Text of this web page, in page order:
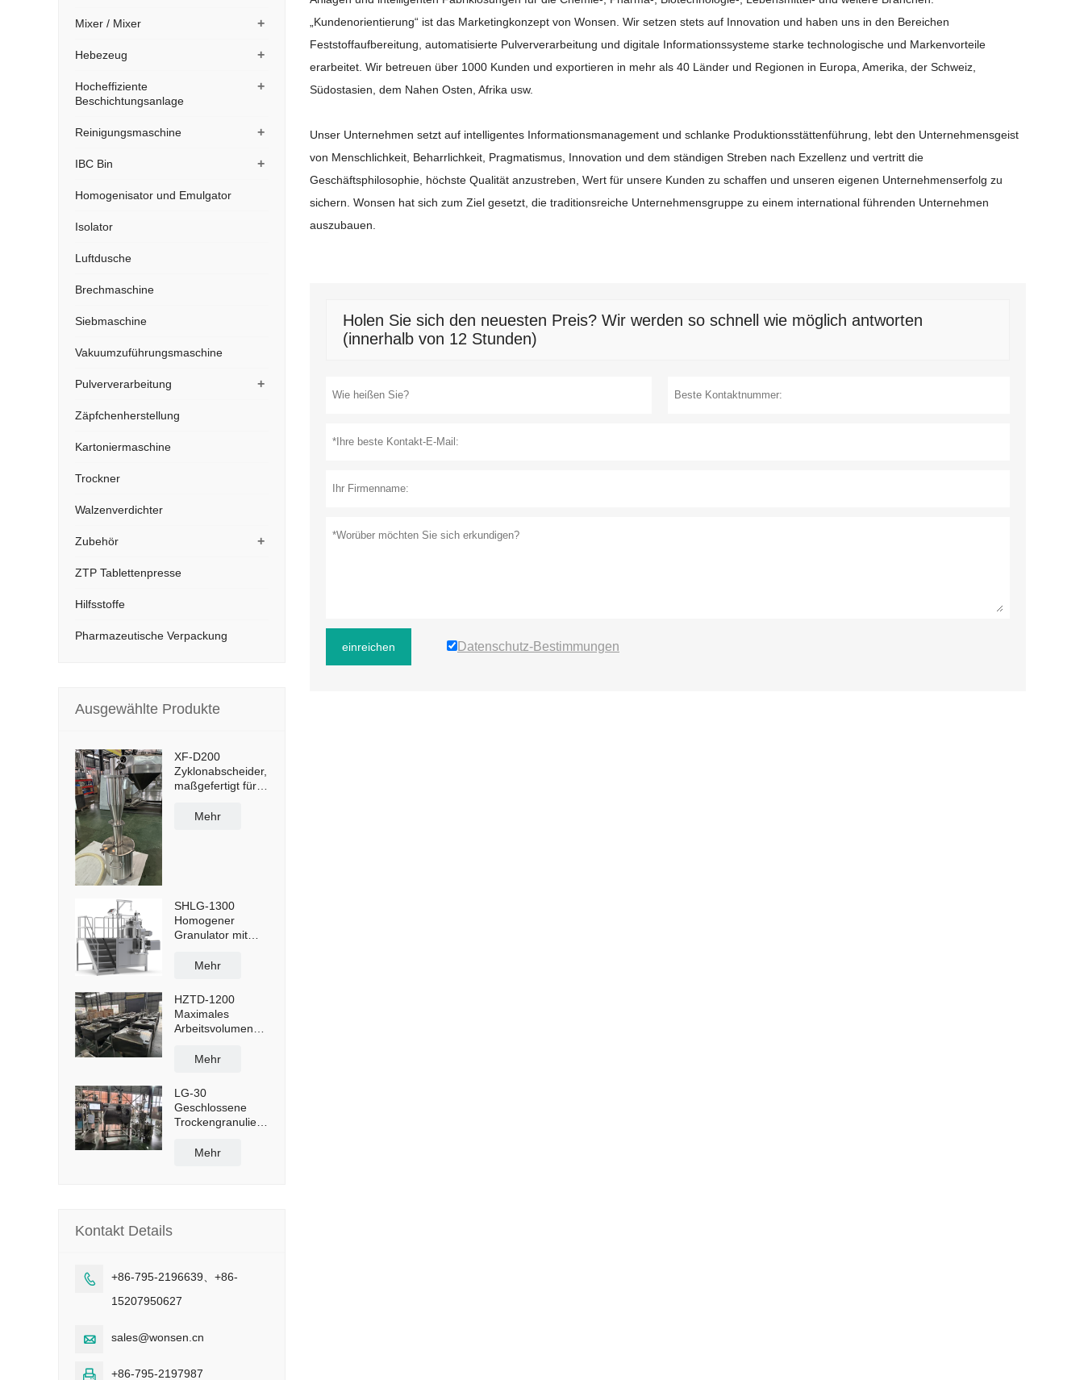
Marke WONSEN
Anzahl der Mitarbeiter 201–500 Personen
Wonsen, gegründet im September 2010, ist ein nationales „Klein-Riesen“-Unternehmen der SRDl und spezialisiert auf die Bereitstellung von
Anlagen und intelligenten Fabriklösungen für die Chemie-, Pharma-, Biotechnologie-, Lebensmittel- und weitere Branchen.
„Kundenorientierung“ ist das Marketingkonzept von Wonsen. Wir setzen stets auf Innovation und haben uns in den Bereichen
Feststoffaufbereitung, automatisierte Pulververarbeitung und digitale Informationssysteme starke technologische und Markenvorteile
Unser Unternehmen setzt auf intelligentes Informationsmanagement und schlanke Produktionsstättenführung, lebt den Unternehmensgeist
von Menschlichkeit, Beharrlichkeit, Pragmatismus, Innovation und dem ständigen Streben nach Exzellenz und vertritt die
auszubauen.
Holen Sie sich den neuesten Preis? Wir werden so schnell wie möglich antworten
+
Mixer / Mixer
+
Hebezeug
+
Hocheffiziente
Beschichtungsanlage
+
Reinigungsmaschine
+
IBC Bin
Homogenisator und Emulgator
Isolator
Luftdusche
Brechmaschine
Siebmaschine
Vakuumzuführungsmaschine
+
Pulververarbeitung
Zäpfchenherstellung
Kartoniermaschine
Trockner
Walzenverdichter
+
Zubehör
ZTP Tablettenpresse
Hilfsstoffe
Pharmazeutische Verpackung
Ausgewählte Produkte
XF-D200
Zyklonabscheider,
maßgefertigt für
und -Mehr
SHLG-1300
Homogener
Granulator mit
effektive Kapazität
Mehr
HZTD-1200
Maximales
Arbeitsvolumen
manueller
Mehr
LG-30
Geschlossene
Trockengranulieranlage
Kapazität von 50
Mehr
Kontakt Details

+86-795-2196639、+86-
15207950627
 sales@wonsen.cn
 +86-795-2197987